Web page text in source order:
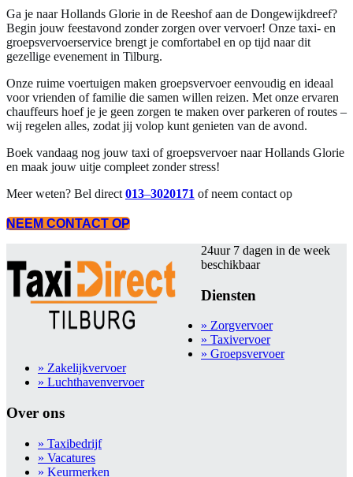
Ga je naar Hollands Glorie in de Reeshof aan de Dongewijkdreef?
Begin jouw feestavond zonder zorgen over vervoer! Onze taxi- en
groepsvervoerservice brengt je comfortabel en op tijd naar dit
gezellige evenement in Tilburg.
Onze ruime voertuigen maken groepsvervoer eenvoudig en ideaal
voor vrienden of familie die samen willen reizen. Met onze ervaren
chauffeurs hoef je je geen zorgen te maken over parkeren of routes –
wij regelen alles, zodat jij volop kunt genieten van de avond.
Boek vandaag nog jouw taxi of groepsvervoer naar Hollands Glorie
en maak jouw uitje compleet zonder stress!
Meer weten? Bel direct 013–3020171 of neem contact op
NEEM CONTACT OP
24uur 7 dagen in de week
beschikbaar
Diensten
» Zorgvervoer
» Taxivervoer
» Groepsvervoer
» Zakelijkvervoer
» Luchthavenvervoer
Over ons
» Taxibedrijf
» Vacatures
» Keurmerken